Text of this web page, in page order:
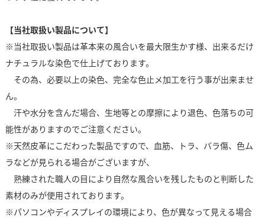
【当社取扱い製品について】
※当社取扱い製品は革本来の風合いを最大限生かす様、出来るだけ
ナチュラルな染色で仕上げております。
その為、必要以上の染色、完全な色止メ加工を行う事が出来ませ
ん。
汗や水分を含んだ場合、生地等との摩擦により退色、色落ちの可
能性がありますのでご注意ください。
※天然皮革にこだわった製品ですので、血筋、トラ、バラ傷、色ム
ラなどが見られる場合がございますが、
熟練された職人の目により自然な風合いを残したものと判断した
素材のみが使用されております。
※パソコンやディスプレイの環境により、色が異なって見える場合